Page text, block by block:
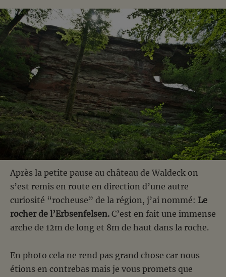
Après la petite pause au château de Waldeck on
s’est remis en route en direction d’une autre
curiosité “rocheuse” de la région, j’ai nommé: Le
rocher de l’Erbsenfelsen. C’est en fait une immense
arche de 12m de long et 8m de haut dans la roche.
En photo cela ne rend pas grand chose car nous
étions en contrebas mais je vous promets que